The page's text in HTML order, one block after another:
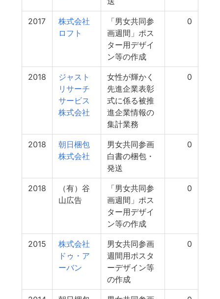
2017
株式会社
ロフト
「男女共同参
画週間」ポス
ター用デザイ
ン等の作成
0
2018
ジャスト
リサーチ
サービス
株式会社
女性が輝かく
先進企業表彰
式に係る被推
進企業情報の
集計業務
0
2018
朝日梱包
株式会社
男女共同参画
白書の梱包・
発送
0
2018
（有）谷
山広告
「男女共同参
画週間」ポス
ター用デザイ
ン等の作成
0
2015
株式会社
ドゥ・ア
ーバン
男女共同参画
週間用ポスタ
ーデザイン等
の作成
0